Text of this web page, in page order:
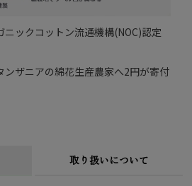
ックコットン流通機構(NOC)認定
ンザニアの綿花生産農家へ2円が寄付
取り扱いについて